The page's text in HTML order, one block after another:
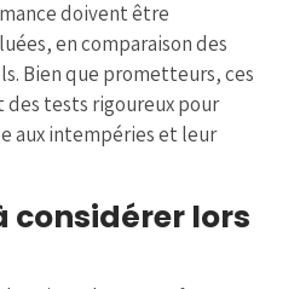
doivent être
en comparaison des
Bien que prometteurs, ces
tests rigoureux pour
aux intempéries et leur
considérer lors